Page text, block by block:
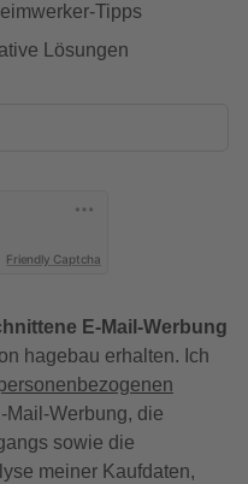
Tipps
Lösungen
Friendly Captcha
E-Mail-Werbung
hagebau erhalten. Ich
Mail-Werbung, die
sowie die
meiner Kaufdaten,